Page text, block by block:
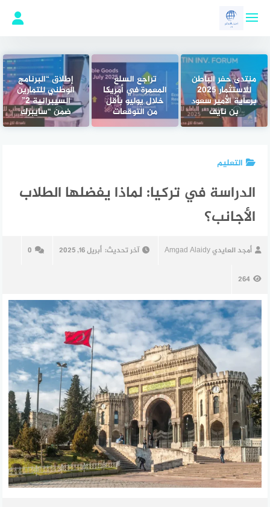
منتدى حفر الباطن
للاستثمار 2025
برعاية الأمير سعود
بن نايف
تراجع السلع
المعمرة في أمريكا
خلال يوليو بأقل
من التوقعات
إطلاق “البرنامج
الوطني للتمارين
السيبرانية 2”
ضمن “سايبرك
التعليم
الدراسة في تركيا: لماذا يفضلها الطلاب
الأجانب؟
أمجد العايدي Amgad Alaidy آخر تحديث: أبريل 16, 2025 0
264